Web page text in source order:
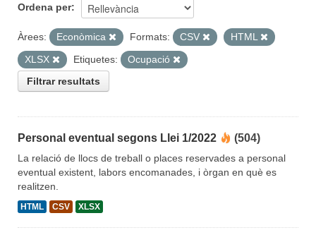
Ordena per
Àrees: Econòmica Formats: CSV
HTML
XLSX
Etiquetes:
Ocupació
Filtrar resultats
Personal eventual segons Llei 1/2022 (504)
La relació de llocs de treball o places reservades a personal
eventual existent, labors encomanades, i òrgan en què es
realitzen.
HTML CSV XLSX